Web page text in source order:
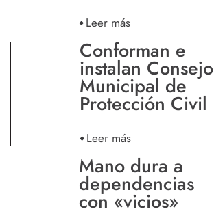
Leer más
Conforman e
instalan Consejo
Municipal de
Protección Civil
Leer más
Mano dura a
dependencias
con «vicios»